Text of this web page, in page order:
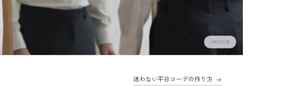
MOVIE
迷わない平日コーデの作り方